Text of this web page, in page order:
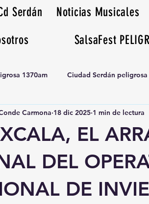
Serdán Noticias Musicales
SalsaFest
1370am Ciudad Serdán peligrosa
Tianguis peligrosa 1370am huamantla
EL
DEL
DE
Carmona 18 dic 2025 1 min de lectura